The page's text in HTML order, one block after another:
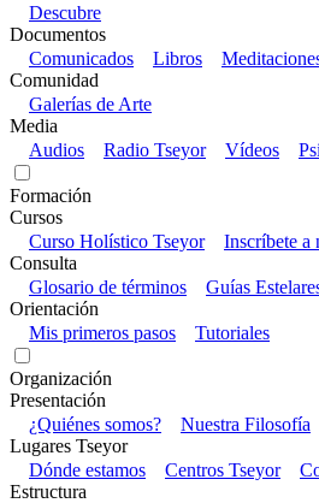
Descubre
Documentos
Comunicados
Libros
Comunidad
Galerías de Arte
Media
Audios
Radio Tseyor Vídeos
Formación
Cursos
Curso Holístico Tseyor
Inscríbete a
Consulta
Glosario de términos
Guías
Orientación
Mis primeros pasos
Tutoriales
Organización
Presentación
¿Quiénes somos?
Nuestra Filosofía
Lugares Tseyor
Dónde estamos
Centros Tseyor
Estructura